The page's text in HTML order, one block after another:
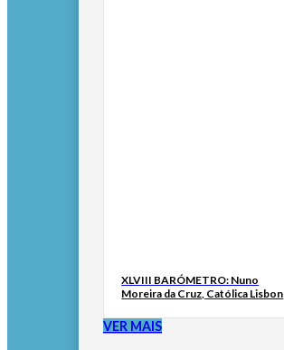
XLVIII BARÓMETRO: Nuno
Moreira da Cruz, Católica Lisbon
VER MAIS